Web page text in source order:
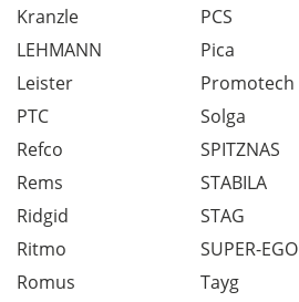
Kranzle
LEHMANN
Leister
PCS
Pica
Promotech
PTC
Refco
Rems
Ridgid
Ritmo
Romus
Solga
SPITZNAS
STABILA
STAG
SUPER-EGO
Tayg